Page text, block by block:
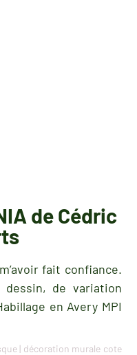
de Cédric
fait confiance.
dessin, de variation
en Avery MPI
| décoration murale cote